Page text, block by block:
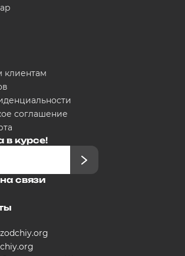
клиентам
соглашение
в курсе!
связи